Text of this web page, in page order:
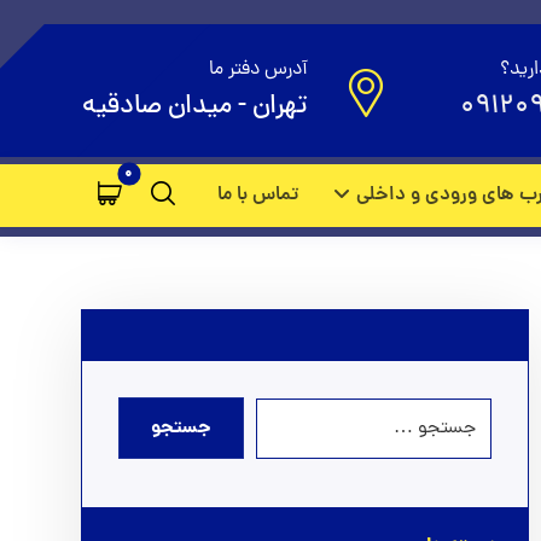
آدرس دفتر ما
تهران - میدان صادقیه
های ورودی و داخلی تماس با ما
ساختمان